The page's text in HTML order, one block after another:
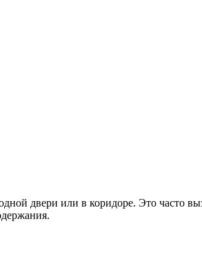
двери или в коридоре. Это часто